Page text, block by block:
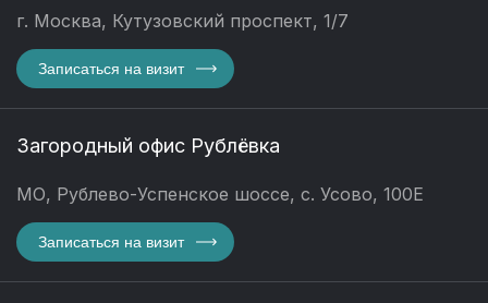
г. Москва, Кутузовский проспект, 1/7
Записаться на визит
Загородный офис Рублёвка
МО, Рублево-Успенское шоссе, с. Усово, 100Е
Записаться на визит